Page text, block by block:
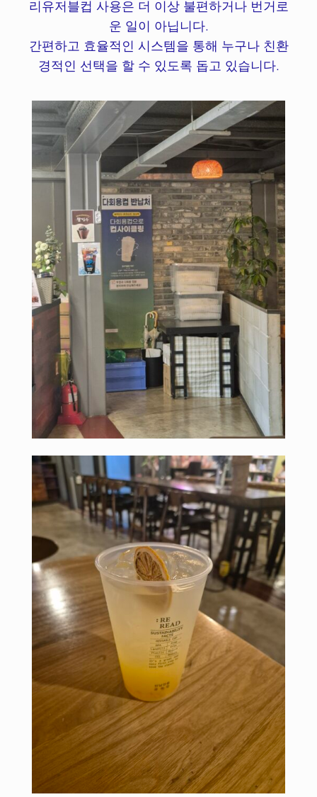
리유저블컵 사용은 더 이상 불편하거나 번거로
운 일이 아닙니다.
간편하고 효율적인 시스템을 통해 누구나 친환
경적인 선택을 할 수 있도록 돕고 있습니다.